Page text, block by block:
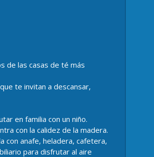
de las casas de té más
te invitan a descansar,
en familia con un niño.
con la calidez de la madera.
con anafe, heladera, cafetera,
para disfrutar al aire